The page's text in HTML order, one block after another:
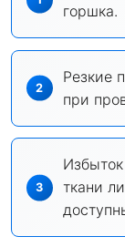
горшка.
Резкие
при
ткани